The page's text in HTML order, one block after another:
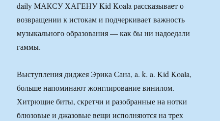
daily МАКСУ ХАГЕНУ Kid Koala рассказывает о
возвращении к истокам и подчеркивает важность
музыкального образования — как бы ни надоедали
гаммы.
Выступления диджея Эрика Сана, a. k. a. Kid Koala,
больше напоминают жонглирование винилом.
Хитрющие биты, скретчи и разобранные на нотки
блюзовые и джазовые вещи исполняются на трех